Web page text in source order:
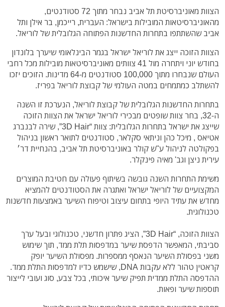
הצוות מאוניברסיטת תל אביב נבחר מתוך 72 סטודנטים,
מהאוניברסיטאות המובילות בישראל: העברית, רייכמן, בר אילן ותל
אביב שהשתתפו בתחרות החדשנות הפתוחה הגלובלית של לוריאל.
הצוות הזוכה ייצג את לוריאל ישראל בגמר הבינלאומי שיערך בלונדון
בחודש יוני ויתחרה מול 41 צוותים מאוניברסיטאות מובילות מכל רחבי
העולם שנבחרו מתוך 100,000 סטודנטים מ-64 מדינות. הזוכים יזכו
להשתלב כמתמחים במטה העולמי של קבוצת לוריאל בפריז.
בתחרות החדשנות הגלובלית של קבוצת לוריאל, הנערכת זו השנה
ה-32, בחר צוות שופטים מבכירי לוריאל ישראל את הצוות הזוכה
שייצג את ישראל בתחרות הגלובלית: צוות “3D Hair”, שירה לבנברג
אטיאס , מיכל כהן וניתאי סקלאר, סטודנטים לתואר ראשון בניהול
בפקולטה לניהול ע"ש קולר באוניברסיטת תל אביב, בהנחיית דר׳
עירית ניצן וגב' מאיה פינקלר.
משימת התחרות השנה גובשה בשיתוף פעולה עם חטיבת המוצרים
המקצועיים של לוריאל ישראל ואתגרה את הסטודנטים להמציא
מחדש את עתיד היופי בתחום עיצוב וטיפוח השיער באמצעות חדשנות
טכנולוגית.
הצוות הזוכה, “3D Hair”, הציג פתרון חדשני, טכנולוגי ובעל ערך
סביבתי, המאפשר הדפסת שיער במדפסות תלת ממד, תוך שימוש
משני בפסולת השיער הנאסף ממספרות. מפסולת השיער יופק
קראטין טהור ללא עקבות DNA, שישמש כדיו למדפסות התלת ממד.
ההדפסה התלת ממדית תפיק שיער איכותי, בכל צבע, סוג ועובי לייצור
תוספות שיער ופאות.